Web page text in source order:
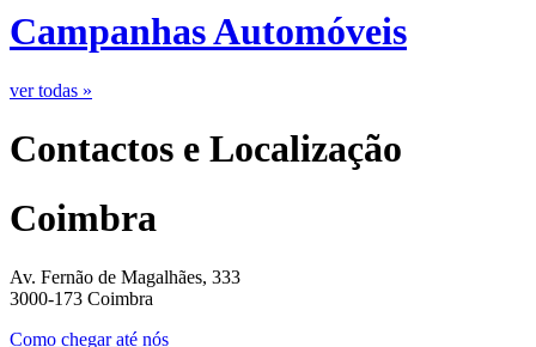
Campanhas Automóveis
ver todas »
Contactos e Localização
Coimbra
Av. Fernão de Magalhães, 333
3000-173 Coimbra
Como chegar até nós